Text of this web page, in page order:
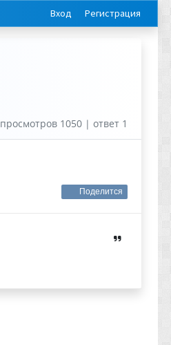
Вход Регистрация
просмотров 1050 | ответ 1
Поделится